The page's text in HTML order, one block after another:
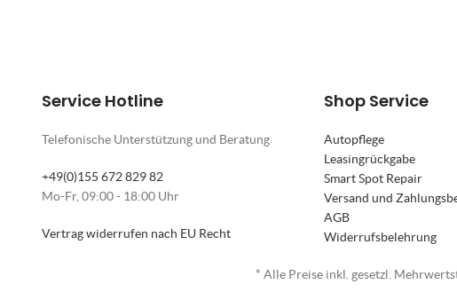
Service Hotline
Telefonische Unterstützung und Beratung
+49(0)155 672 829 82
Mo-Fr, 09:00 - 18:00 Uhr
Vertrag widerrufen nach EU Recht
Shop Service
Autopflege
Leasingrückgabe
Smart Spot Repair
Versand und
AGB
Widerrufsbelehrung
* Alle Preise inkl. gesetzl.